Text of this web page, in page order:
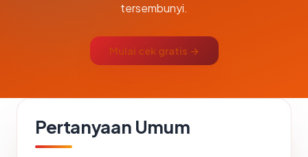
tersembunyi.
Mulai cek gratis →
Pertanyaan Umum